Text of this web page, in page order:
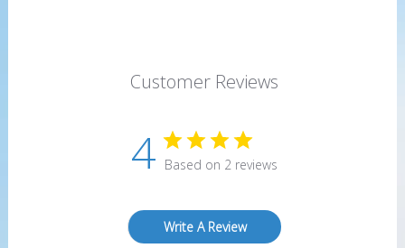
Customer Reviews
4 Based on 2 reviews
Write A Review